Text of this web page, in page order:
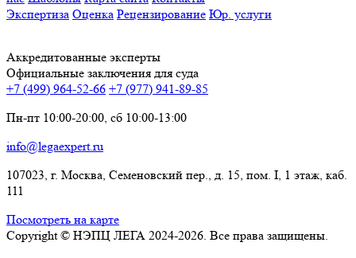
Экспертиза Оценка Рецензирование Юр. услуги
Аккредитованные эксперты
Официальные заключения для суда
+7 (499) 964-52-66 +7 (977) 941-89-85
Пн-пт 10:00-20:00, сб 10:00-13:00
info@legaexpert.ru
107023, г. Москва, Семеновский пер., д. 15, пом. I, 1 этаж, каб.
111
Посмотреть на карте
Copyright © НЭПЦ ЛЕГА 2024-2026. Все права защищены.